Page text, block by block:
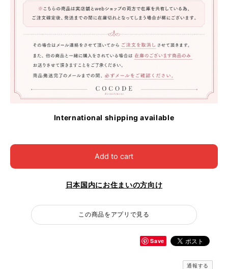
International shipping available
Add to cart
日本国内にお住まいの方向け
この商品をアプリで見る
Save
通報する